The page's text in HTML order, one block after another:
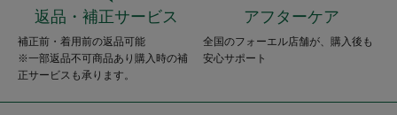
返品・補正サービス
補正前・着用前の返品可能
※一部返品不可商品あり購入時の補
正サービスも承ります。
アフターケア
全国のフォーエル店舗が、購入後も
安心サポート